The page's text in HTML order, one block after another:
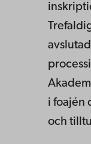
i foajén
och